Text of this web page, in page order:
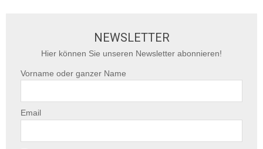
NEWSLETTER
Hier können Sie unseren Newsletter abonnieren!
Vorname oder ganzer Name
Email